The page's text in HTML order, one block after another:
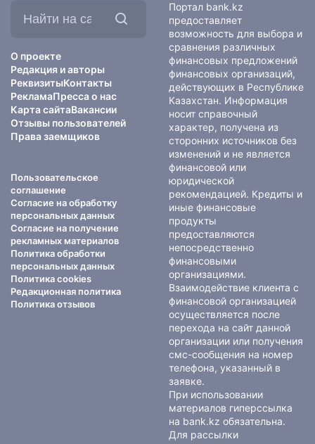
О проекте
Редакция и авторы
РеквизитыКонтакты
РекламаПресса о нас
Карта сайтаВакансии
Отзывы пользователей
Права заемщиков
Пользовательское
соглашение
Согласие на обработку
персональных данных
Согласие на получение
рекламных материалов
Политика обработки
персональных данных
Политика cookies
Редакционная политика
Политика отзывов
Портал bank.kz
предоставляет
возможность для выбора и
сравнения различных
финансовых предложений
финансовых организаций,
действующих в Республике
Казахстан. Информация
носит справочный
характер, получена из
сторонних источников без
изменений и не является
финансовой или
юридической
рекомендацией. Кредиты и
иные финансовые
продукты
предоставляются
непосредственно
финансовыми
организациями.
Взаимодействие клиента с
финансовой организацией
осуществляется после
перехода на сайт данной
организации или получения
смс-сообщения на номер
телефона, указанный в
заявке.
При использовании
материалов гиперссылка
на bank.kz обязательна.
Для рассылки